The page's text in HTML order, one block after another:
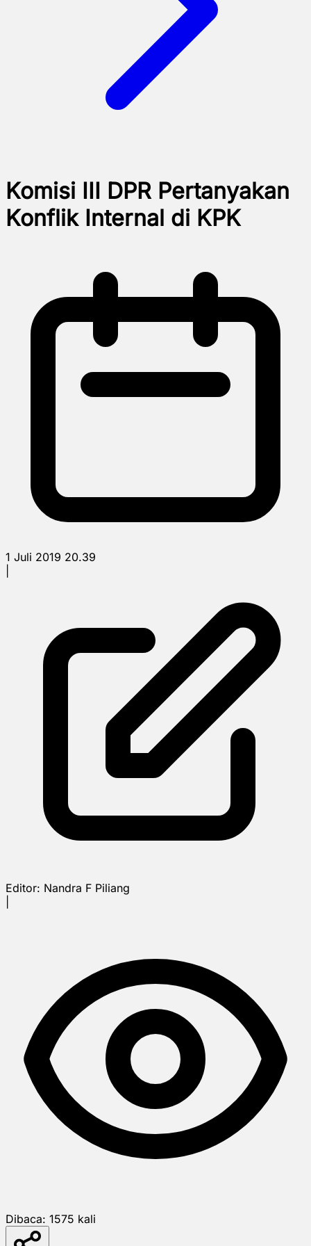
Komisi III DPR Pertanyakan
Konflik Internal di KPK
1 Juli 2019 20.39
Editor: Nandra F Piliang
Dibaca: 1575 kali